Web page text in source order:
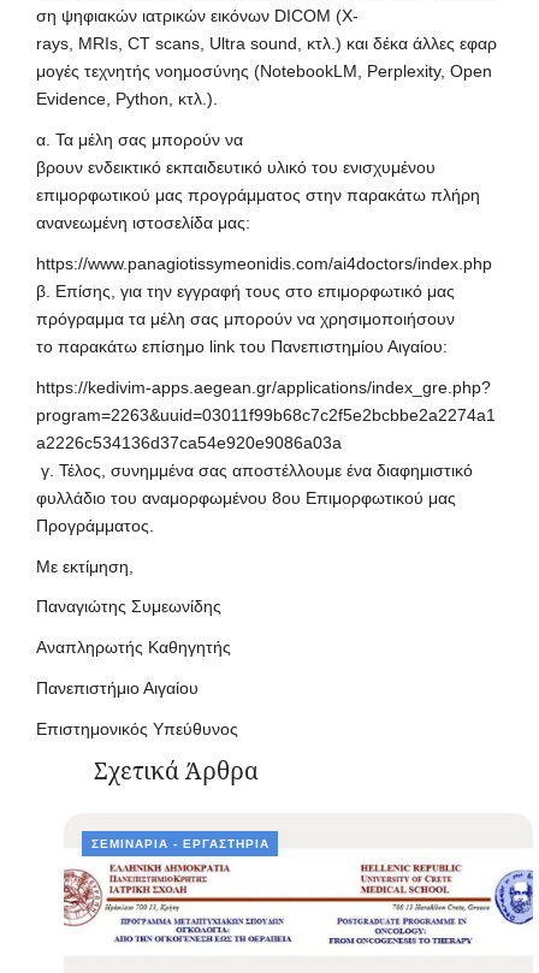
ση ψηφιακών ιατρικών εικόνων DICOM (X-
rays, MRIs, CT scans, Ultra sound, κτλ.) και δέκα άλλες εφαρ
μογές τεχνητής νοημοσύνης (NotebookLM, Perplexity, Open
Evidence, Python, κτλ.).
α. Τα μέλη σας μπορούν να
βρουν ενδεικτικό εκπαιδευτικό υλικό του ενισχυμένου
επιμορφωτικού μας προγράμματος στην παρακάτω πλήρη
ανανεωμένη ιστοσελίδα μας:
https://www.panagiotissymeonidis.com/ai4doctors/index.php
β. Επίσης, για την εγγραφή τους στο επιμορφωτικό μας
πρόγραμμα τα μέλη σας μπορούν να χρησιμοποιήσουν
το παρακάτω επίσημο link του Πανεπιστημίου Αιγαίου:
https://kedivim-apps.aegean.gr/applications/index_gre.php?
program=2263&uuid=03011f99b68c7c2f5e2bcbbe2a2274a1
a2226c534136d37ca54e920e9086a03a
γ. Τέλος, συνημμένα σας αποστέλλουμε ένα διαφημιστικό
φυλλάδιο του αναμορφωμένου 8ου Επιμορφωτικού μας
Προγράμματος.
Με εκτίμηση,
Παναγιώτης Συμεωνίδης
Αναπληρωτής Καθηγητής
Πανεπιστήμιο Αιγαίου
Επιστημονικός Υπεύθυνος
Σχετικά Άρθρα
ΣΕΜΙΝΆΡΙΑ - ΕΡΓΑΣΤΉΡΙΑ